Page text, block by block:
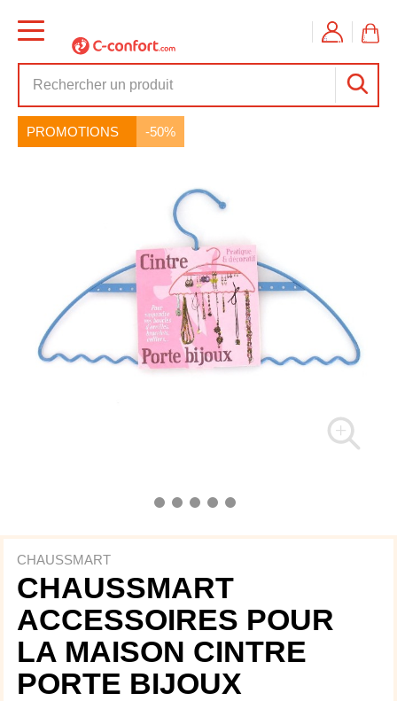
PROMOTIONS -50%
CHAUSSMART
CHAUSSMART
ACCESSOIRES POUR
LA MAISON CINTRE
PORTE BIJOUX